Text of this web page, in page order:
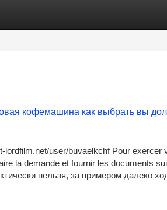
кофемашина как выбрать вы
user/buvaelkchf Pour exercer
la demande et fournir les documents
нельзя, за примером далеко